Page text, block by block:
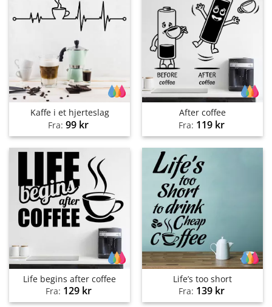
Kaffe i et hjerteslag
Fra: 99 kr
After coffee
Fra: 119 kr
Life begins after coffee
Fra: 129 kr
Life’s too short
Fra: 139 kr